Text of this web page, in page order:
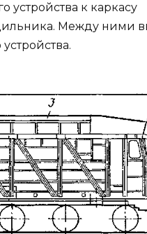
к каркасу
Между ними